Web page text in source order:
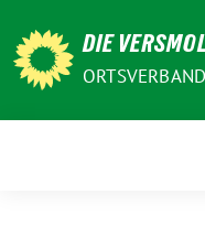
zum
Inhalt
DIE
ORTSVERBAND